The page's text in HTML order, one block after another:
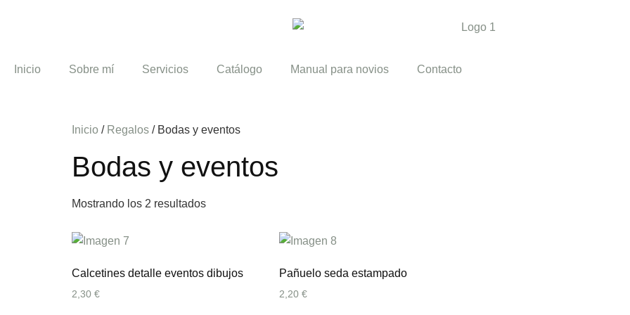
Inicio Sobre mí Servicios Catálogo Manual para novios Contacto
Inicio / Regalos / Bodas y eventos
Bodas y eventos
Mostrando los 2 resultados
Calcetines detalle eventos dibujos
2,30 €
Pañuelo seda estampado
2,20 €